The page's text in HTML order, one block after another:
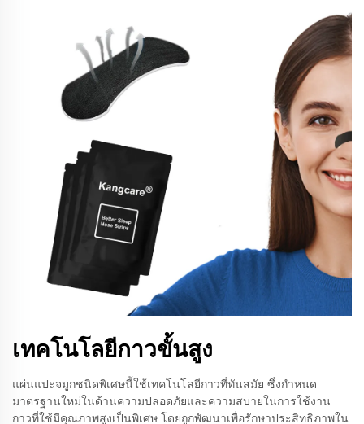
เทคโนโลยีกาวขั้นสูง
แผ่นแปะจมูกชนิดพิเศษนี้ใช้เทคโนโลยีกาวที่ทันสมัย ซึ่งกำหนด
มาตรฐานใหม่ในด้านความปลอดภัยและความสบายในการใช้งาน
กาวที่ใช้มีคุณภาพสูงเป็นพิเศษ โดยถูกพัฒนาเพื่อรักษาประสิทธิภาพใน